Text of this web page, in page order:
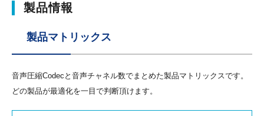
製品情報
製品マトリックス
音声圧縮Codecと音声チャネル数でまとめた製品マトリックスです。
どの製品が最適化を一目で判断頂けます。